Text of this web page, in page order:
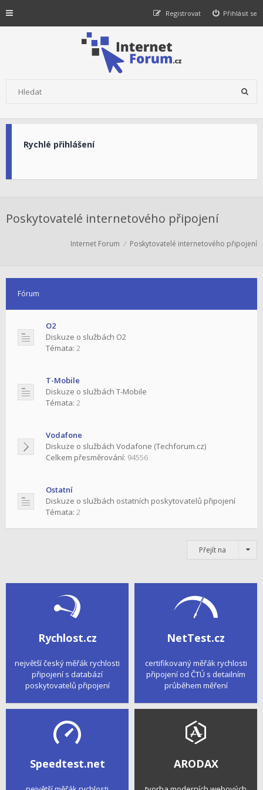
Přihlásit se
Registrovat
Rychlé přihlášení
Poskytovatelé internetového připojení
Internet Forum Poskytovatelé internetového připojení
Fórum
O2
Diskuze o službách O2
Témata: 2
T-Mobile
Diskuze o službách T-Mobile
Témata: 2
Vodafone
Diskuze o službách Vodafone (Techforum.cz)
Celkem přesměrování: 94556
Ostatní
Diskuze o službách ostatních poskytovatelů připojení
Témata: 2
Přejít na
Rychlost.cz
největší český měřák rychlosti
připojení s databází
poskytovatelů připojení
NetTest.cz
certifikovaný měřák rychlosti
připojení od ČTÚ s detailním
průběhem měření
Speedtest.net ARODAX